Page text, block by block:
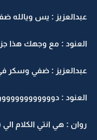
عبدالعزيز : يس ويالله
العنود : مع وجهك هذا
عبدالعزيز : ضفي وسكر
العنود :
روان : هي انتي الكلام